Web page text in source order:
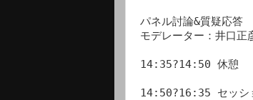
パネル討論&質疑応答
モデレーター：井口正
14:35?14:50 休憩
14:50?16:35 セッシ